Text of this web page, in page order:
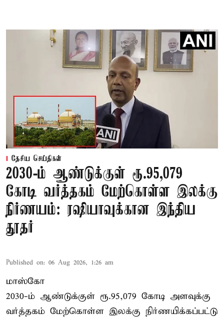
தேசிய செய்திகள்
2030-ம் ஆண்டுக்குள் ரூ.95,079
கோடி வர்த்தகம் மேற்கொள்ள இலக்கு
நிர்ணயம்: ரஷியாவுக்கான இந்திய
தூதர்
Published on: 06 Aug 2026, 1:26 am
மாஸ்கோ
2030-ம் ஆண்டுக்குள் ரூ.95,079 கோடி அளவுக்கு
வர்த்தகம் மேற்கொள்ள இலக்கு நிர்ணயிக்கப்பட்டு